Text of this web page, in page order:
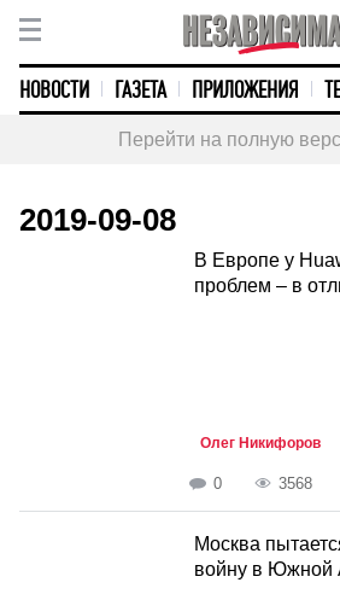
НОВОСТИ ГАЗЕТА ПРИЛОЖЕНИЯ
Перейти на полную
2019-09-08
В Европе у
проблем – в
Олег Никифоров
0 3568
Москва
войну в Южной